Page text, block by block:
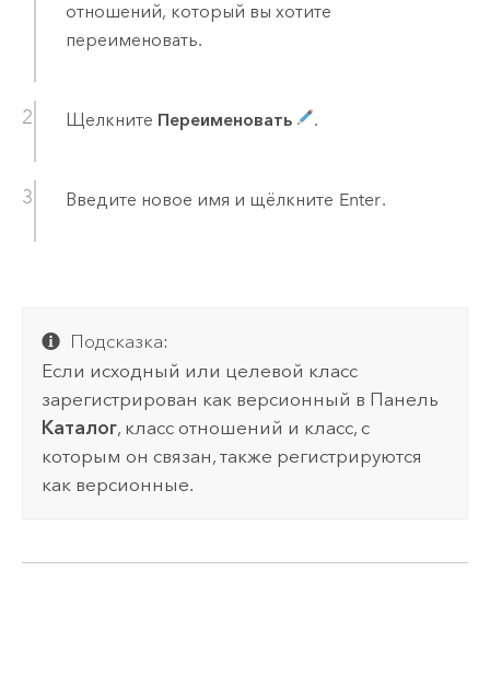
отношений, который вы хотите
переименовать.
Щелкните Переименовать .
Введите новое имя и щёлкните Enter.
Подсказка:
Если исходный или целевой класс
зарегистрирован как версионный в Панель
Каталог, класс отношений и класс, с
которым он связан, также регистрируются
как версионные.